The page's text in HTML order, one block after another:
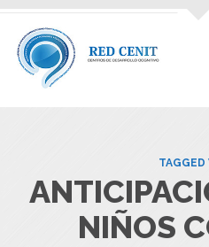
TAGGED
NIÑOS